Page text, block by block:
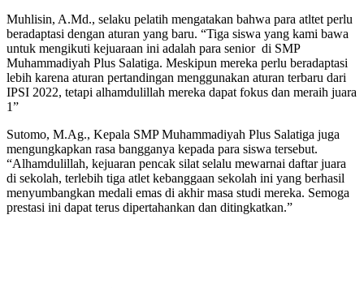
Muhlisin, A.Md., selaku pelatih mengatakan bahwa para atltet perlu
beradaptasi dengan aturan yang baru. “Tiga siswa yang kami bawa
untuk mengikuti kejuaraan ini adalah para senior di SMP
Muhammadiyah Plus Salatiga. Meskipun mereka perlu beradaptasi
lebih karena aturan pertandingan menggunakan aturan terbaru dari
IPSI 2022, tetapi alhamdulillah mereka dapat fokus dan meraih juara
1”
Sutomo, M.Ag., Kepala SMP Muhammadiyah Plus Salatiga juga
mengungkapkan rasa bangganya kepada para siswa tersebut.
“Alhamdulillah, kejuaran pencak silat selalu mewarnai daftar juara
di sekolah, terlebih tiga atlet kebanggaan sekolah ini yang berhasil
menyumbangkan medali emas di akhir masa studi mereka. Semoga
prestasi ini dapat terus dipertahankan dan ditingkatkan.”